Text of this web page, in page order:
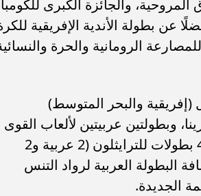
للأطباق المروحية، والجائزة الكبرى
فضلًا عن بطولة الأندية الإفريقية
الرومانية والحرة
(إفريقية والبحر المتوسط)
وبطولتين عربيتين لألعاب القوى
بالإسماعيلية، والبطولة العربية للمضمار بالقاهرة، فضلًا عن 4 بطولات للترايثلون (2 عربية و2
البطولة العربية لرواد التنس
الجديدة.